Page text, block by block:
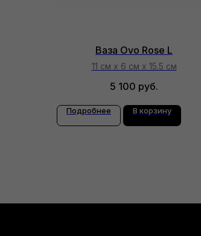
Ваза Ovo Rose L
11 см х 6 см х 15.5 см
5 100 руб.
Подробнее В корзину